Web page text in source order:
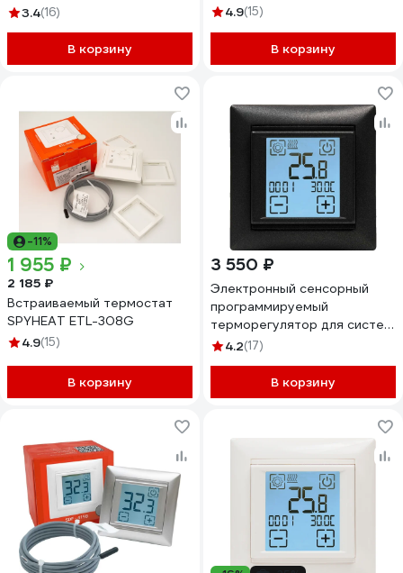
NLC-527HN
3.4(16)
В корзину
4.9(15)
В корзину
-11%
1 955 ₽
2 185 ₽
Встраиваемый термостат
SPYHEAT ETL-308G
4.9(15)
В корзину
3 550 ₽
Электронный сенсорный
программируемый
терморегулятор для систем
нагрева SPYHEAT ( +15с-
4.2(17)
В корзину